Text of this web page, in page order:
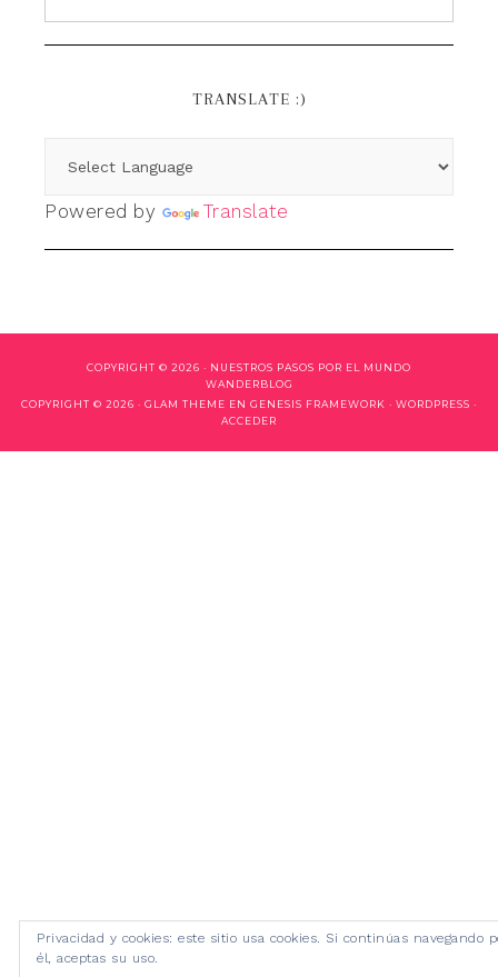
TRANSLATE :)
Powered by Translate
COPYRIGHT © 2026 · NUESTROS PASOS POR EL MUNDO
WANDERBLOG
COPYRIGHT © 2026 · GLAM THEME EN GENESIS FRAMEWORK · WORDPRESS ·
ACCEDER
Privacidad y cookies: este sitio usa cookies. Si continúas navegando
él, aceptas su uso.